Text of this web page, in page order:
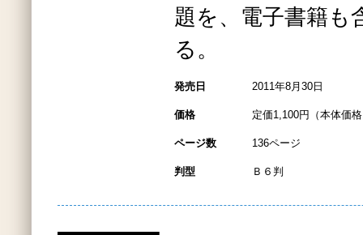
題を、電子書籍も
る。
発売日 2011年8月30日
価格 定価1,100円（本体価
ページ数 136ページ
判型 Ｂ６判